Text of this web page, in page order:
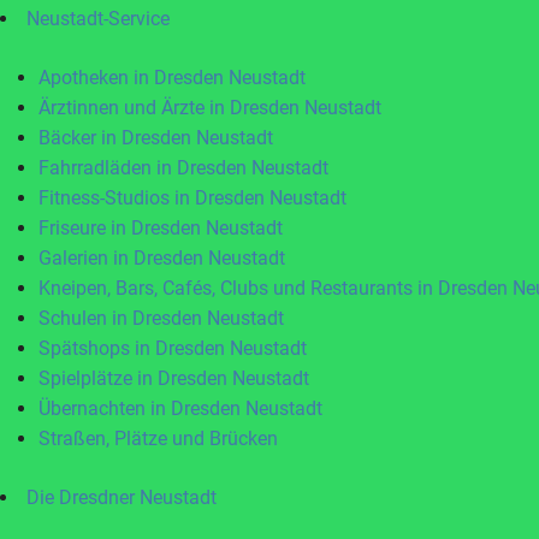
Neustadt-Service
Apotheken in Dresden Neustadt
Ärztinnen und Ärzte in Dresden Neustadt
Bäcker in Dresden Neustadt
Fahrradläden in Dresden Neustadt
Fitness-Studios in Dresden Neustadt
Friseure in Dresden Neustadt
Galerien in Dresden Neustadt
Kneipen, Bars, Cafés, Clubs und Restaurants in Dresden
Schulen in Dresden Neustadt
Spätshops in Dresden Neustadt
Spielplätze in Dresden Neustadt
Übernachten in Dresden Neustadt
Straßen, Plätze und Brücken
Die Dresdner Neustadt